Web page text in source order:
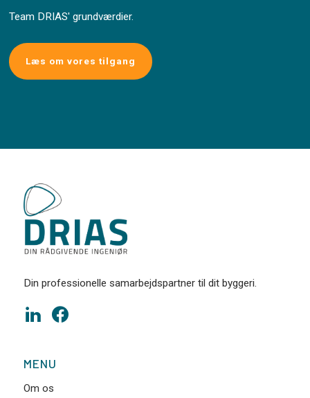
Team DRIAS' grundværdier.
Læs om vores tilgang
Din professionelle samarbejdspartner til dit byggeri.
MENU
Om os